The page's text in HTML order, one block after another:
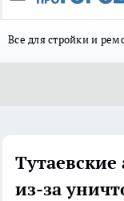
Все для стройки и
из-за